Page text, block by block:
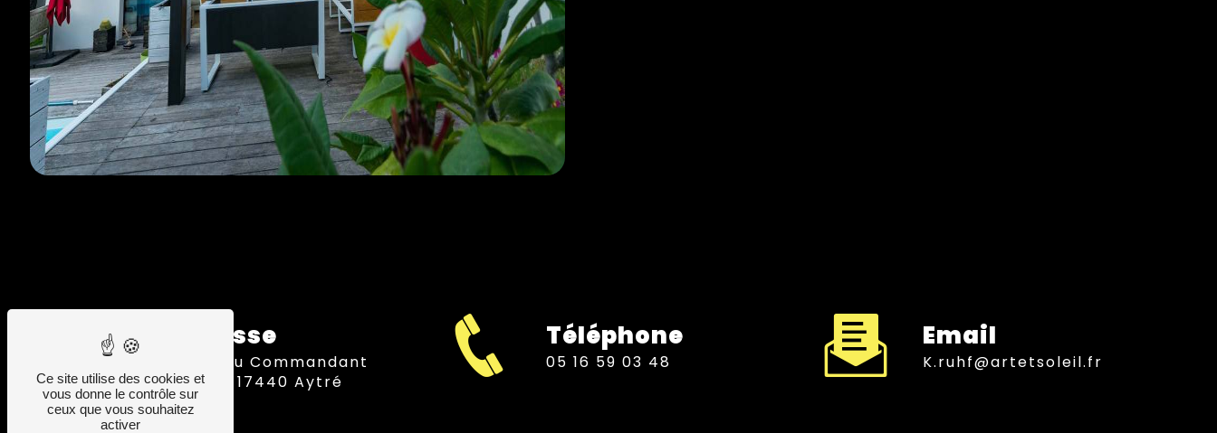
Adresse
Lisiack, 17440 Aytré
Téléphone
05 16 59 03 48
Email
k.ruhf@artetsoleil.fr
Ce site utilise des cookies et
vous donne le contrôle sur
ceux que vous souhaitez
activer